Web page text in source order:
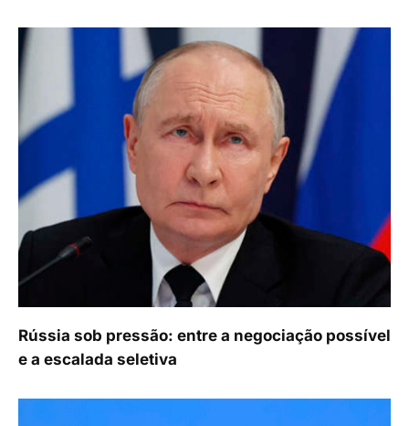
Rússia sob pressão: entre a negociação possível
e a escalada seletiva